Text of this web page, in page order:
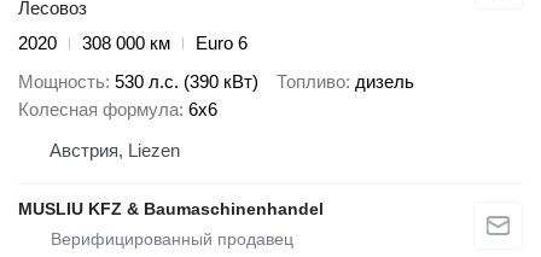
Лесовоз
2020
308 000 км
Euro 6
Мощность 530 л.с. (390 кВт) Топливо дизель
Колесная формула 6x6
Австрия, Liezen
MUSLIU KFZ & Baumaschinenhandel